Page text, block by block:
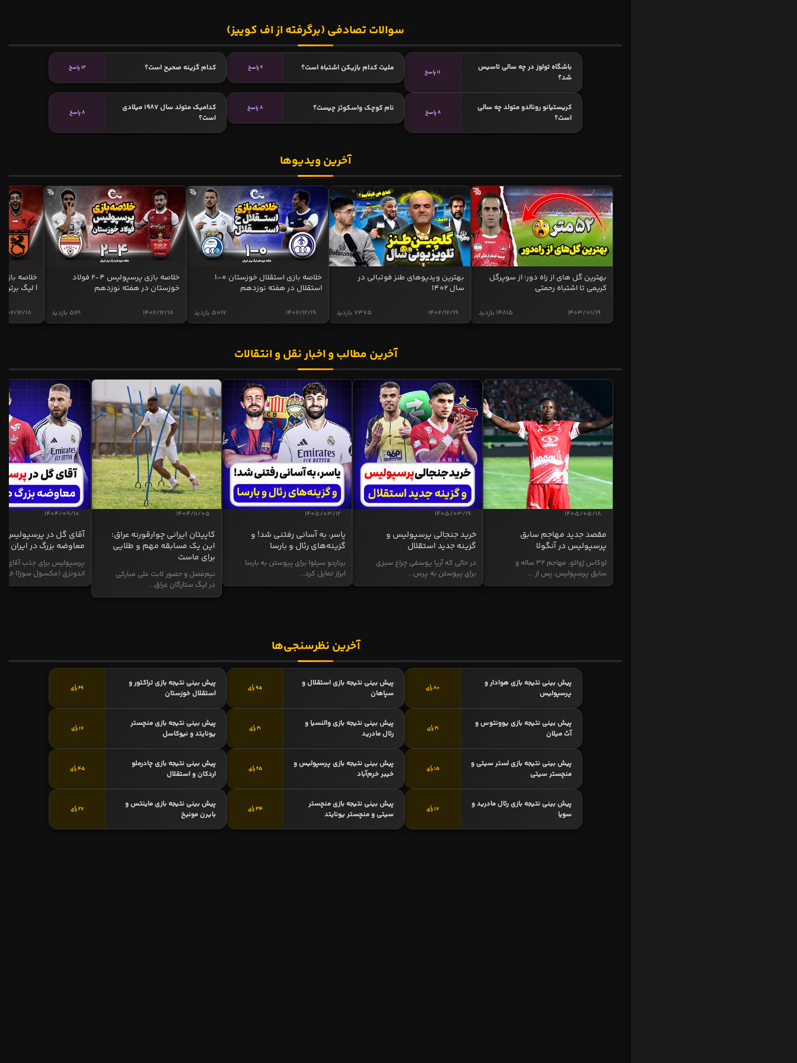
سوالات تصادفی (برگرفته از اف کوییز)
باشگاه تولوز در چه سالی تاسیس
شد؟
11 پاسخ ملیت کدام بازیکن اشتباه است؟ 6 پاسخ کدام گزینه صحیح است؟ 12 پاسخ
کریستیانو رونالدو متولد چه سالی
است؟
8 پاسخ نام کوچک واسکوئز چیست؟ 8 پاسخ
کدامیک متولد سال 1987 میلادی
است؟
8 پاسخ
آخرین ویدیوها
بهترین گل های از راه دور؛ از سوپرگل
کریمی تا اشتباه رحمتی
14815 بازدید 1403/01/19
بهترین ویدیوهای طنز فوتبالی در
سال 1402
7375 بازدید 1402/12/19
خلاصه بازی استقلال خوزستان 0-1
استقلال در هفته نوزدهم
5017 بازدید 1402/12/19
خلاصه بازی پرسپولیس 4-2 فولاد
خوزستان در هفته نوزدهم
5121 بازدید 1402/12/18
| لیگ برتر
1402/12/18
آخرین مطالب و اخبار نقل و انتقالات
1405/05/18
مقصد جدید مهاجم سابق
پرسپولیس در آنگولا
لوکاس ژوائو، مهاجم ۳۲ ساله و
سابق پرسپولیس، پس از ...
1405/03/19
خرید جنجالی پرسپولیس و
گزینه جدید استقلال
در حالی که آریا یوسفی چراغ سبزی
برای پیوستن به پرس...
1405/03/12
یاسر، به آسانی رفتنی شد! و
گزینه‌های رئال و بارسا
برناردو سیلوا برای پیوستن به بارسا
ابراز تمایل کرد...
1404/11/05
کاپیتان ایرانی چوارقورنه عراق:
این یک مسابقه مهم و طلایی
برای ماست
نیم‌فصل و حضور ثابت علی مبارکی
در لیگ ستارگان عراق...
1404/09/10
آقای گل در پرسپولیس؛
معاوضه بزرگ در ایران
پرسپولیس برای جذب آقای
اندونزی (مکسول سوزا)
آخرین نظرسنجی‌ها
پیش بینی نتیجه بازی هوادار و
پرسپولیس
80 رأی
پیش بینی نتیجه بازی استقلال و
سپاهان
95 رأی
پیش بینی نتیجه بازی تراکتور و
استقلال خوزستان
69 رأی
پیش بینی نتیجه بازی یوونتوس و
آث میلان
21 رأی
پیش بینی نتیجه بازی والنسیا و
رئال مادرید
21 رأی
پیش بینی نتیجه بازی منچستر
یونایتد و نیوکاسل
17 رأی
پیش بینی نتیجه بازی لستر سیتی و
منچستر سیتی
15 رأی
پیش بینی نتیجه بازی پرسپولیس و
خیبر خرم‌آباد
65 رأی
پیش بینی نتیجه بازی چادرملو
اردکان و استقلال
45 رأی
پیش بینی نتیجه بازی رئال مادرید و
سویا
17 رأی
پیش بینی نتیجه بازی منچستر
سیتی و منچستر یونایتد
34 رأی
پیش بینی نتیجه بازی ماینتس و
بایرن مونیخ
27 رأی